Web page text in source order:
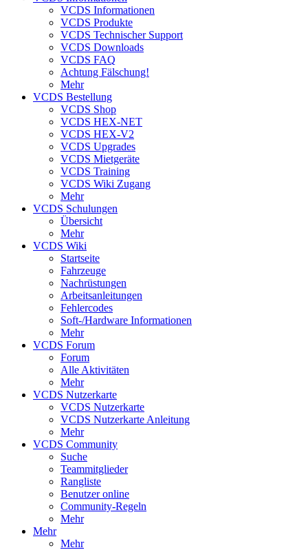
VCDS Informationen
VCDS Produkte
VCDS Technischer Support
VCDS Downloads
VCDS FAQ
Achtung Fälschung!
Mehr
VCDS Bestellung
VCDS Shop
VCDS HEX-NET
VCDS HEX-V2
VCDS Upgrades
VCDS Mietgeräte
VCDS Training
VCDS Wiki Zugang
Mehr
VCDS Schulungen
Übersicht
Mehr
VCDS Wiki
Startseite
Fahrzeuge
Nachrüstungen
Arbeitsanleitungen
Fehlercodes
Soft-/Hardware Informationen
Mehr
VCDS Forum
Forum
Alle Aktivitäten
Mehr
VCDS Nutzerkarte
VCDS Nutzerkarte
VCDS Nutzerkarte Anleitung
Mehr
VCDS Community
Suche
Teammitglieder
Rangliste
Benutzer online
Community-Regeln
Mehr
Mehr
Mehr